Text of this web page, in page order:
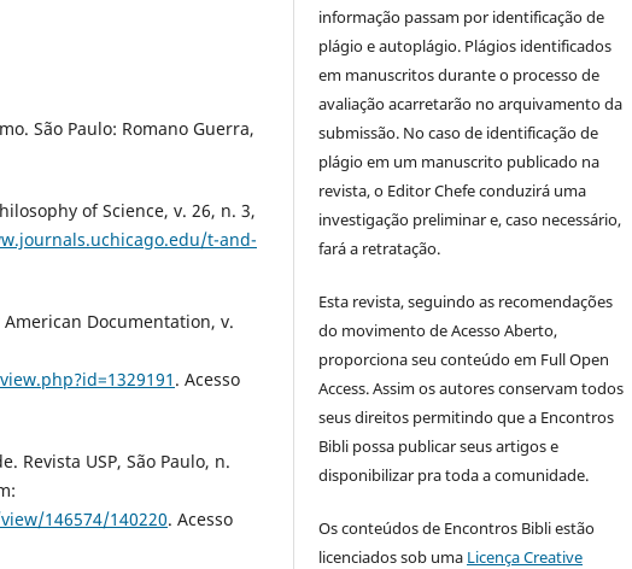
São Paulo: Romano Guerra,
of Science, v. 26, n. 3,
t-and-
Documentation, v.
. Acesso
Revista USP, São Paulo, n.
146574/140220. Acesso
informação passam por identificação de
plágio e autoplágio. Plágios identificados
em manuscritos durante o processo de
avaliação acarretarão no arquivamento da
submissão. No caso de identificação de
plágio em um manuscrito publicado na
revista, o Editor Chefe conduzirá uma
investigação preliminar e, caso necessário,
fará a retratação.
Esta revista, seguindo as recomendações
do movimento de Acesso Aberto,
proporciona seu conteúdo em Full Open
Access. Assim os autores conservam todos
seus direitos permitindo que a Encontros
Bibli possa publicar seus artigos e
disponibilizar pra toda a comunidade.
Os conteúdos de Encontros Bibli estão
licenciados sob uma Licença Creative